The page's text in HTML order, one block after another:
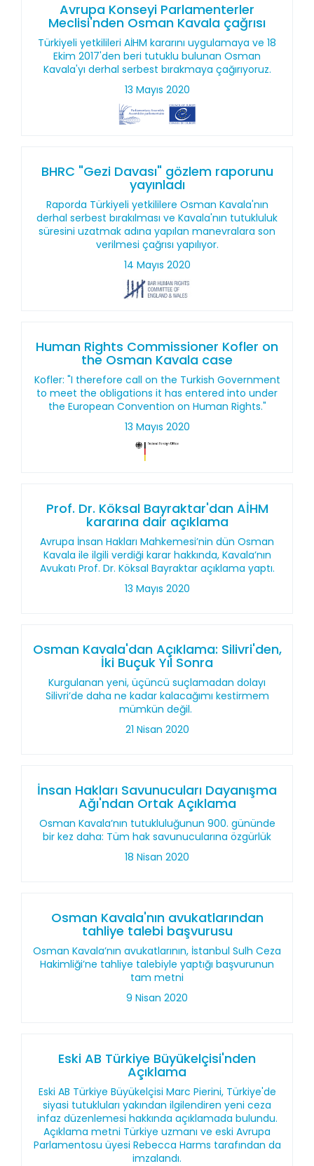
Avrupa Konseyi Parlamenterler
Meclisi'nden Osman Kavala çağrısı
Türkiyeli yetkilileri AİHM kararını uygulamaya ve 18
Ekim 2017'den beri tutuklu bulunan Osman
Kavala'yı derhal serbest bırakmaya çağırıyoruz.
13 Mayıs 2020
BHRC "Gezi Davası" gözlem raporunu
yayınladı
Raporda Türkiyeli yetkililere Osman Kavala'nın
derhal serbest bırakılması ve Kavala'nın tutukluluk
süresini uzatmak adına yapılan manevralara son
verilmesi çağrısı yapılıyor.
14 Mayıs 2020
Human Rights Commissioner Kofler on
the Osman Kavala case
Kofler: "I therefore call on the Turkish Government
to meet the obligations it has entered into under
the European Convention on Human Rights."
13 Mayıs 2020
Prof. Dr. Köksal Bayraktar'dan AİHM
kararına dair açıklama
Avrupa İnsan Hakları Mahkemesi’nin dün Osman
Kavala ile ilgili verdiği karar hakkında, Kavala’nın
Avukatı Prof. Dr. Köksal Bayraktar açıklama yaptı.
13 Mayıs 2020
Osman Kavala'dan Açıklama: Silivri'den,
İki Buçuk Yıl Sonra
Kurgulanan yeni, üçüncü suçlamadan dolayı
Silivri’de daha ne kadar kalacağımı kestirmem
mümkün değil.
21 Nisan 2020
İnsan Hakları Savunucuları Dayanışma
Ağı'ndan Ortak Açıklama
Osman Kavala’nın tutukluluğunun 900. gününde
bir kez daha: Tüm hak savunucularına özgürlük
18 Nisan 2020
Osman Kavala'nın avukatlarından
tahliye talebi başvurusu
Osman Kavala’nın avukatlarının, İstanbul Sulh Ceza
Hakimliği’ne tahliye talebiyle yaptığı başvurunun
tam metni
9 Nisan 2020
Eski AB Türkiye Büyükelçisi'nden
Açıklama
Eski AB Türkiye Büyükelçisi Marc Pierini, Türkiye'de
siyasi tutukluları yakından ilgilendiren yeni ceza
infaz düzenlemesi hakkında açıklamada bulundu.
Açıklama metni Türkiye uzmanı ve eski Avrupa
Parlamentosu üyesi Rebecca Harms tarafından da
imzalandı.